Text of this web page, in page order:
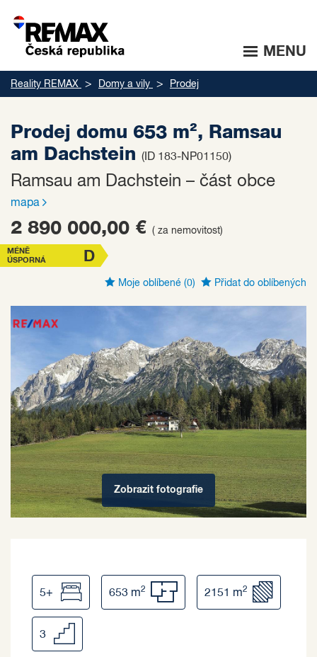
MENU
Reality REMAX Domy a vily Prodej
Prodej domu 653 m², Ramsau
am Dachstein (ID 183-NP01150)
Ramsau am Dachstein – část obce
mapa
2 890 000,00 € ( za nemovitost)
D
MÉNĚ
ÚSPORNÁ
Moje oblíbené (0) Přidat do oblíbených
Zobrazit fotografie
5+ 653 m2 2151 m2
3